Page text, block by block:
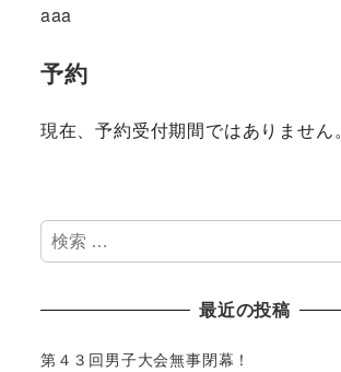
aaa
予約
現在、予約受付期間ではありません。
検
索
最近の投稿
第４３回男子大会無事閉幕！